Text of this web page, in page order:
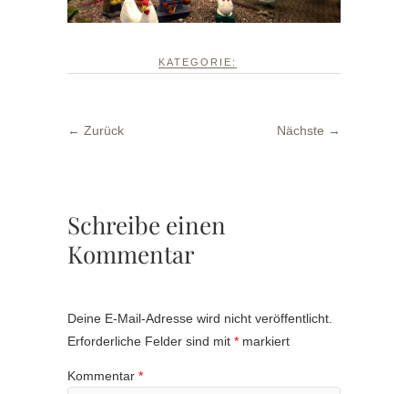
KATEGORIE:
← Zurück Nächste →
Schreibe einen
Kommentar
Deine E-Mail-Adresse wird nicht veröffentlicht.
Erforderliche Felder sind mit * markiert
Kommentar *